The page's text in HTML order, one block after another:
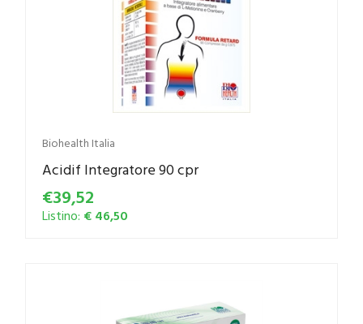
Biohealth Italia
Acidif Integratore 90 cpr
€39,52
Listino: € 46,50